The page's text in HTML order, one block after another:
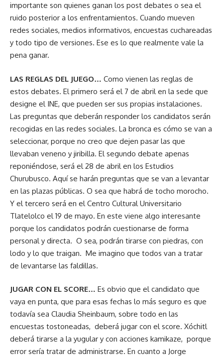
importante son quienes ganan los post debates o sea el
ruido posterior a los enfrentamientos. Cuando mueven
redes sociales, medios informativos, encuestas cuchareadas
y todo tipo de versiones. Ese es lo que realmente vale la
pena ganar.
LAS REGLAS DEL JUEGO… Como vienen las reglas de
estos debates. El primero será el 7 de abril en la sede que
designe el INE, que pueden ser sus propias instalaciones.
Las preguntas que deberán responder los candidatos serán
recogidas en las redes sociales. La bronca es cómo se van a
seleccionar, porque no creo que dejen pasar las que
llevaban veneno y jiribilla. El segundo debate apenas
reponiéndose, será el 28 de abril en los Estudios
Churubusco. Aquí se harán preguntas que se van a levantar
en las plazas públicas. O sea que habrá de tocho morocho.
Y el tercero será en el Centro Cultural Universitario
Tlatelolco el 19 de mayo. En este viene algo interesante
porque los candidatos podrán cuestionarse de forma
personal y directa. O sea, podrán tirarse con piedras, con
lodo y lo que traigan. Me imagino que todos van a tratar
de levantarse las faldillas.
JUGAR CON EL SCORE… Es obvio que el candidato que
vaya en punta, que para esas fechas lo más seguro es que
todavía sea Claudia Sheinbaum, sobre todo en las
encuestas tostoneadas, deberá jugar con el score. Xóchitl
deberá tirarse a la yugular y con acciones kamikaze, porque
error sería tratar de administrarse. En cuanto a Jorge